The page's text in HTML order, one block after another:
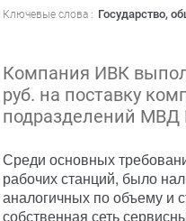
Ключевые слова : Государство,
Компания ИВК
руб. на поставку
подразделений МВД
Среди основных
рабочих станций, было
аналогичных по объему и
собственная сеть